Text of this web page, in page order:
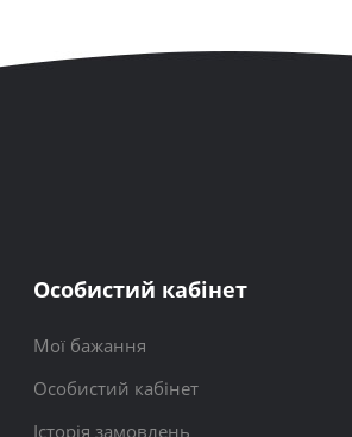
Особистий кабінет
Мої бажання
Особистий кабінет
Історія замовлень